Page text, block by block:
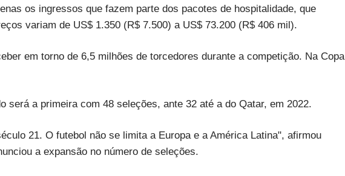
os ingressos que fazem parte dos pacotes de hospitalidade, que
variam de US$ 1.350 (R$ 7.500) a US$ 73.200 (R$ 406 mil).
em torno de 6,5 milhões de torcedores durante a competição. Na Copa
será a primeira com 48 seleções, ante 32 até a do Qatar, em 2022.
21. O futebol não se limita a Europa e a América Latina", afirmou
a expansão no número de seleções.